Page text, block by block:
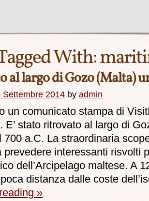
With:
al largo di Gozo (Malta)
Settembre 2014 by admin
un comunicato stampa di
E’ stato ritrovato al largo di
700 a.C. La straordinaria
prevedere interessanti risvolti
dell’Arcipelago maltese. A
distanza dalle coste
»